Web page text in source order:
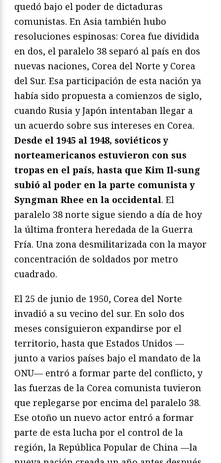
quedó bajo el poder de dictaduras
comunistas. En Asia también hubo
resoluciones espinosas: Corea fue dividida
en dos, el paralelo 38 separó al país en dos
nuevas naciones, Corea del Norte y Corea
del Sur. Esa participación de esta nación ya
había sido propuesta a comienzos de siglo,
cuando Rusia y Japón intentaban llegar a
un acuerdo sobre sus intereses en Corea.
Desde el 1945 al 1948, soviéticos y
norteamericanos estuvieron con sus
tropas en el país, hasta que Kim Il-sung
subió al poder en la parte comunista y
Syngman Rhee en la occidental. El
paralelo 38 norte sigue siendo a día de hoy
la última frontera heredada de la Guerra
Fría. Una zona desmilitarizada con la mayor
concentración de soldados por metro
cuadrado.
El 25 de junio de 1950, Corea del Norte
invadió a su vecino del sur. En solo dos
meses consiguieron expandirse por el
territorio, hasta que Estados Unidos —
junto a varios países bajo el mandato de la
ONU— entró a formar parte del conflicto, y
las fuerzas de la Corea comunista tuvieron
que replegarse por encima del paralelo 38.
Ese otoño un nuevo actor entró a formar
parte de esta lucha por el control de la
región, la República Popular de China —la